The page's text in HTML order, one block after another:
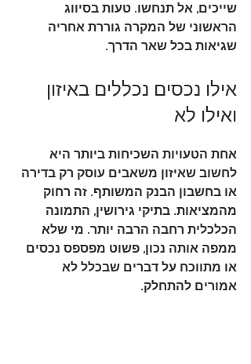
שייכים, אל תנחשו. טעות בסיווג
הראשוני של המקרה גוררת אחריה
שגיאות בכל שאר הדרך.
אילו נכסים נכללים באיזון
ואילו לא
אחת הטעויות השכיחות ביותר היא
לחשוב שאיזון משאבים עוסק רק בדירה
או בחשבון הבנק המשותף. זה רחוק
מהמציאות. בתיקי גירושין, התמונה
הכלכלית רחבה הרבה יותר. מי שלא
ממפה אותה נכון, פשוט מפספס נכסים
או מתווכח על דברים שבכלל לא
אמורים להתחלק.